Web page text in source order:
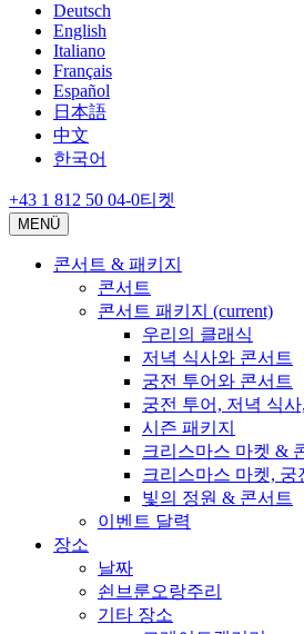
Deutsch
English
Italiano
Français
Español
日本語
中文
한국어
+43 1 812 50 04-0티켓
MENÜ
콘서트 & 패키지
콘서트
콘서트 패키지 (current)
우리의 클래식
저녁 식사와 콘서트
궁전 투어와 콘서트
궁전 투어, 저녁 식
시즌 패키지
크리스마스 마켓 &
크리스마스 마켓, 궁
빛의 정원 & 콘서트
이벤트 달력
장소
날짜
쇤브룬오랑주리
기타 장소